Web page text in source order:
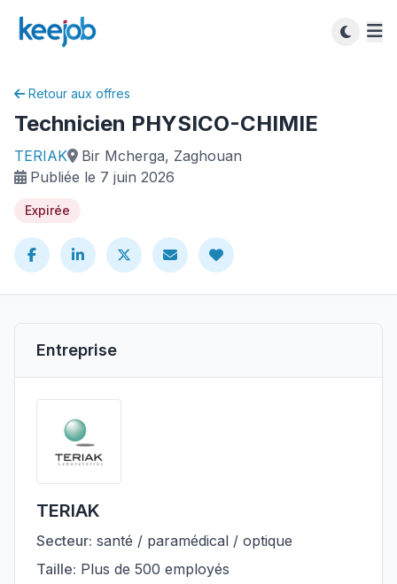
Retour aux offres
Technicien PHYSICO-CHIMIE
TERIAK
Bir Mcherga, Zaghouan
Publiée le 7 juin 2026
Expirée
Entreprise
TERIAK
Secteur: santé / paramédical / optique
Taille: Plus de 500 employés